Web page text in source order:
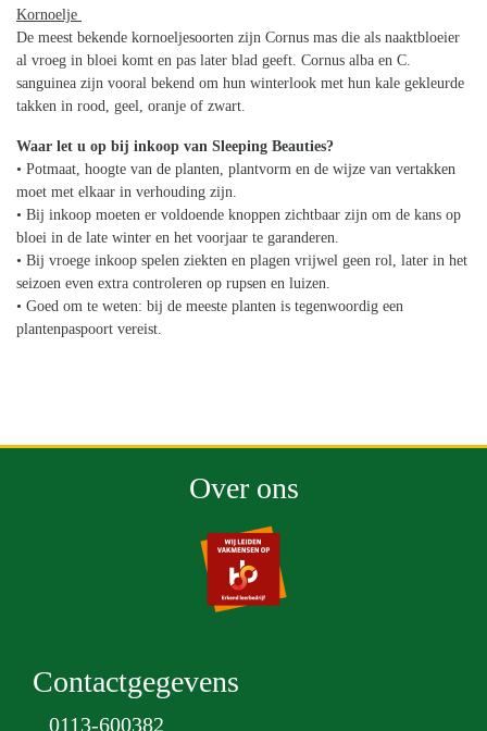
Kornoelje
De meest bekende kornoeljesoorten zijn Cornus mas die als naaktbloeier
al vroeg in bloei komt en pas later blad geeft. Cornus alba en C.
sanguinea zijn vooral bekend om hun winterlook met hun kale gekleurde
takken in rood, geel, oranje of zwart.
Waar let u op bij inkoop van Sleeping Beauties?
• Potmaat, hoogte van de planten, plantvorm en de wijze van vertakken
moet met elkaar in verhouding zijn.
• Bij inkoop moeten er voldoende knoppen zichtbaar zijn om de kans op
bloei in de late winter en het voorjaar te garanderen.
• Bij vroege inkoop spelen ziekten en plagen vrijwel geen rol, later in het
seizoen even extra controleren op rupsen en luizen.
• Goed om te weten: bij de meeste planten is tegenwoordig een
plantenpaspoort vereist.
Over ons
Contactgegevens
0113-600382